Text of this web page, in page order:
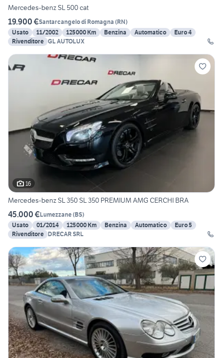
Mercedes-benz SL 500 cat
19.900 €Santarcangelo di Romagna (RN)
Usato
11/2002 125000 Km Benzina Automatico
Euro 4
Rivenditore GL AUTOLUX
16
Mercedes-benz SL 350 SL 350 PREMIUM AMG CERCHI BRA
45.000 €Lumezzane(BS)
Usato
01/2014 125000 Km Benzina Automatico
Euro 5
Rivenditore DRECAR SRL